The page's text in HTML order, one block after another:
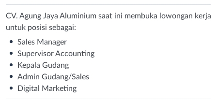
CV. Agung Jaya Aluminium saat ini membuka lowongan kerja
untuk posisi sebagai:
Sales Manager
Supervisor Accounting
Kepala Gudang
Admin Gudang/Sales
Digital Marketing